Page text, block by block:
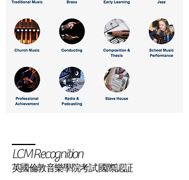
LCM Recognition
英國倫敦音樂學院考試 國際認証